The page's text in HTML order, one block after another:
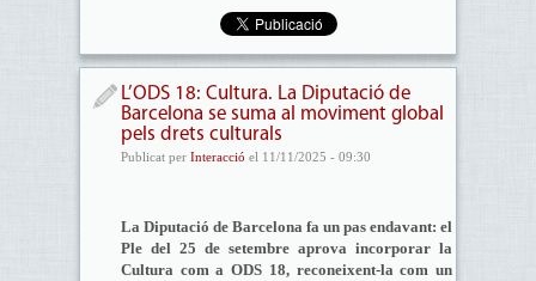
L’ODS 18: Cultura. La Diputació de
Barcelona se suma al moviment global
pels drets culturals
Publicat per Interacció el 11/11/2025 - 09:30
La Diputació de Barcelona fa un pas endavant: el
Ple del 25 de setembre aprova incorporar la
Cultura com a ODS 18, reconeixent-la com un